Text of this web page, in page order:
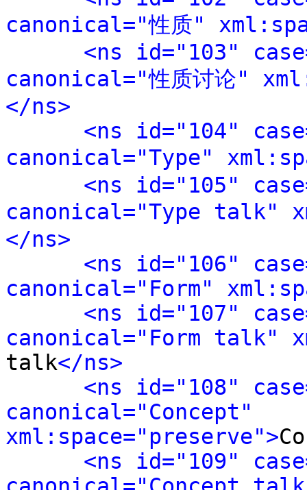
canonical="性质"
<ns id="103"
canonical="性质讨论"
</ns>
<ns id="104"
canonical="Type"
<ns id="105"
canonical="Type talk"
</ns>
<ns id="106"
canonical="Form"
<ns id="107"
canonical="Form talk"
talk</ns>
<ns id="108"
canonical="Concept"
xml:space="preserve">
<ns id="109"